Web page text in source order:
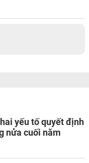
yếu tố quyết định
nửa cuối năm